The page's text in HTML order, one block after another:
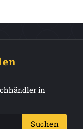
in
Suchen